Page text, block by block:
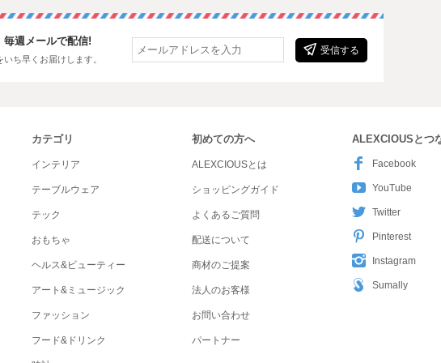
受信する
週メールで配信!
ち早くお届けします。
カテゴリ
インテリア
テーブルウェア
テック
おもちゃ
ヘルス&ビューティー
アート&ミュージック
ファッション
フード&ドリンク
初めての方へ
ALEXCIOUSとは
ショッピングガイド
よくあるご質問
配送について
商材のご提案
法人のお客様
お問い合わせ
パートナー
ALEXCIOUSとつ
Facebook
YouTube
Twitter
Pinterest
Instagram
Sumally